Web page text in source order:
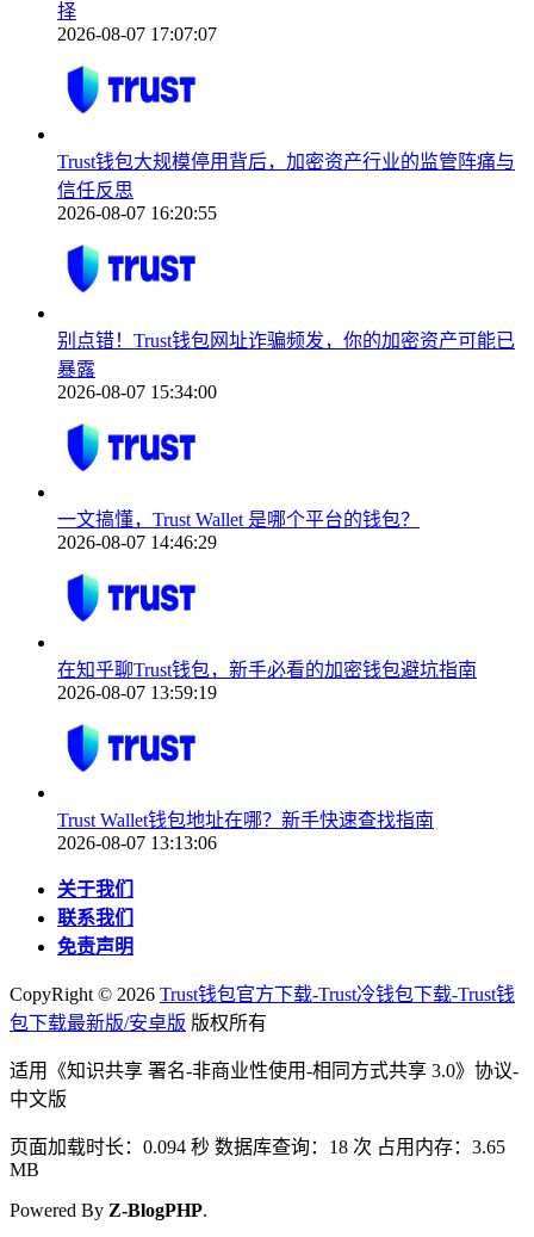
择
2026-08-07 17:07:07
Trust钱包大规模停用背后，加密资产行业的监管阵痛与
信任反思
2026-08-07 16:20:55
别点错！Trust钱包网址诈骗频发，你的加密资产可能已
暴露
2026-08-07 15:34:00
一文搞懂，Trust Wallet 是哪个平台的钱包？
2026-08-07 14:46:29
在知乎聊Trust钱包，新手必看的加密钱包避坑指南
2026-08-07 13:59:19
Trust Wallet钱包地址在哪？新手快速查找指南
2026-08-07 13:13:06
关于我们
联系我们
免责声明
CopyRight © 2026 Trust钱包官方下载-Trust冷钱包下载-Trust钱
包下载最新版/安卓版 版权所有
适用《知识共享 署名-非商业性使用-相同方式共享 3.0》协议-
中文版
页面加载时长：0.094 秒 数据库查询：18 次 占用内存：3.65
MB
Powered By Z-BlogPHP.